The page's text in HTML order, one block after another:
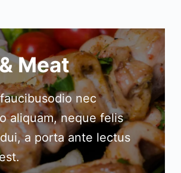
Meat
nec
aliquam, neque felis
a porta ante lectus